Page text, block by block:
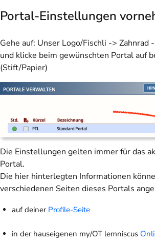
Portal-Einstellungen
Gehe auf: Unser Logo/Fischli -> Zahnrad
und klicke beim gewünschten Portal auf
(Stift/Papier)
Die Einstellungen gelten immer für das
Portal.
Die hier hinterlegten Informationen
verschiedenen Seiten dieses Portals
auf deiner Profile-Seite
in der hauseigenen my/OT lemniscus